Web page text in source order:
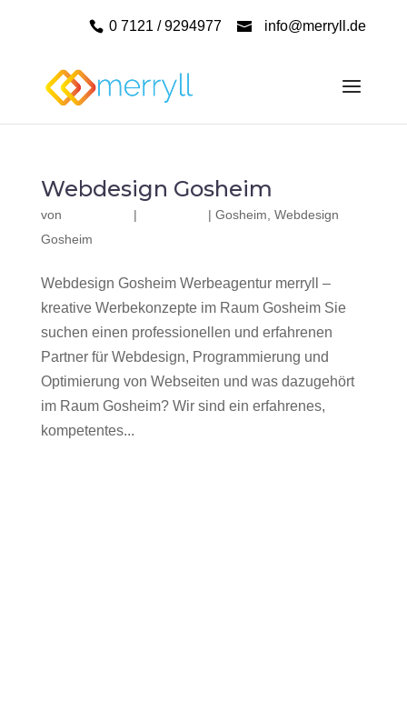
0 7121 / 9294977 info@merryll.de
Webdesign Gosheim
von | | Gosheim Webdesign
Gosheim
Webdesign Gosheim Werbeagentur merryll –
kreative Werbekonzepte im Raum Gosheim Sie
suchen einen professionellen und erfahrenen
Partner für Webdesign, Programmierung und
Optimierung von Webseiten und was dazugehört
im Raum Gosheim? Wir sind ein erfahrenes,
kompetentes...